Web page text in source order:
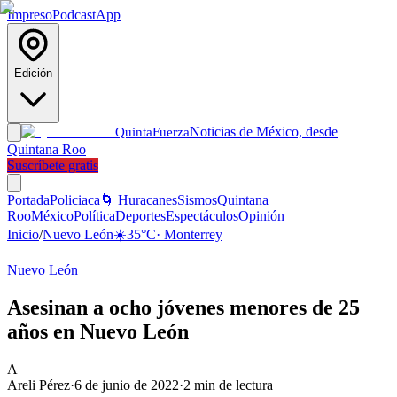
ImpresoPodcastApp
Edición
QuintaFuerzaNoticias de México, desde
Quintana Roo
Suscríbete gratis
PortadaPoliciaca 🌀 HuracanesSismosQuintana
RooMéxicoPolíticaDeportesEspectáculosOpinión
Inicio/Nuevo León☀️35°C· Monterrey
Nuevo León
Asesinan a ocho jóvenes menores de 25
años en Nuevo León
A
Areli Pérez·6 de junio de 2022·2 min de lectura